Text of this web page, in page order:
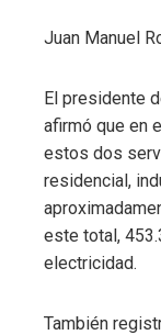
Juan Manuel
El presidente
afirmó que en
estos dos
residencial,
este total,
electricidad.
También